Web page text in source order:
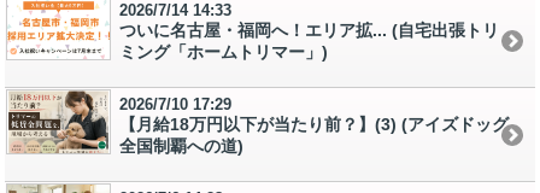
2026/7/14 14:33
ついに名古屋・福岡へ！エリア拡... (自宅出張トリ
ミング「ホームトリマー」)
2026/7/10 17:29
【月給18万円以下が当たり前？】(3) (アイズドッグ
全国制覇への道)